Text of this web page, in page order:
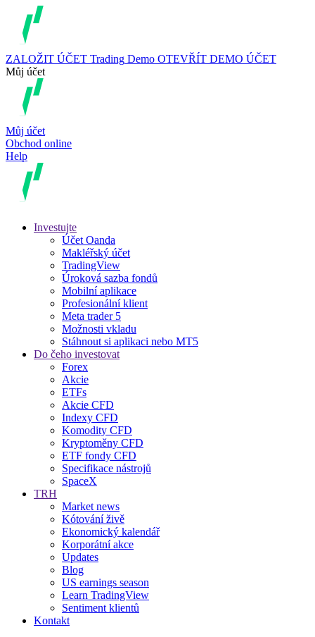
ZALOŽIT ÚČET Trading Demo OTEVŘÍT DEMO ÚČET
Můj účet
Můj účet
Obchod online
Help
Investujte
Účet Oanda
Makléřský účet
TradingView
Úroková sazba fondů
Mobilní aplikace
Profesionální klient
Meta trader 5
Možnosti vkladu
Stáhnout si aplikaci nebo MT5
Do čeho investovat
Forex
Akcie
ETFs
Akcie CFD
Indexy CFD
Komodity CFD
Kryptoměny CFD
ETF fondy CFD
Specifikace nástrojů
SpaceX
TRH
Market news
Kótování živě
Ekonomický kalendář
Korporátní akce
Updates
Blog
US earnings season
Learn TradingView
Sentiment klientů
Kontakt